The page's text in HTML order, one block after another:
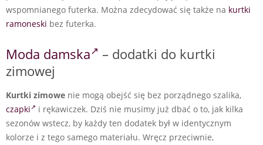
wspomnianego futerka. Można zdecydować się także na kurtki
ramoneski bez futerka.
Moda damska
– dodatki do kurtki
zimowej
Kurtki zimowe nie mogą obejść się bez porządnego szalika,
czapki
i rękawiczek. Dziś nie musimy już dbać o to, jak kilka
sezonów wstecz, by każdy ten dodatek był w identycznym
kolorze i z tego samego materiału. Wręcz przeciwnie,